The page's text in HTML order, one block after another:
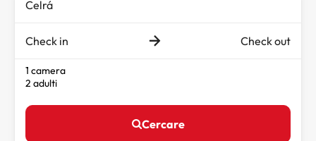
Check in Check out
1 camera
2 adulti
Cercare